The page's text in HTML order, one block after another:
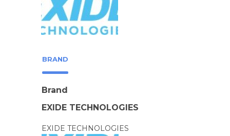
BRAND
Brand
EXIDE TECHNOLOGIES
EXIDE TECHNOLOGIES